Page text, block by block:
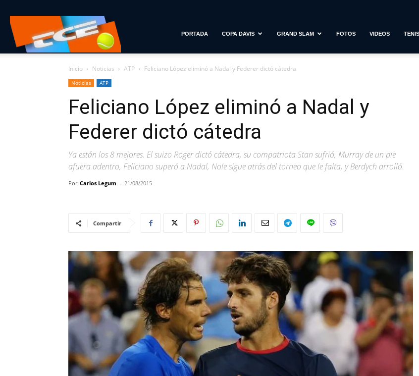
con
Estilo
PORTADA COPA DAVIS GRAND SLAM FOTOS VIDEOS
Inicio Noticias ATP Feliciano López eliminó a Nadal y Federer dictó cátedra
Noticias ATP
Feliciano López eliminó a Nadal y
Federer dictó cátedra
Ya están los 8 mejores. El suizo Roger dictó cátedra, su compatriota Stan sufrió, Murray de un pie
afuera adentro, Feliciano superó a Nadal, Nole sigue atrás del torneo que le falta, y Berdych arrolló.
Por Carlos Legum - 21/08/2015
Compartir